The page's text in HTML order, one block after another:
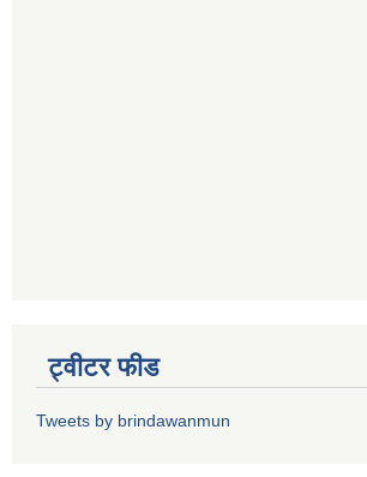
ट्वीटर फीड
Tweets by brindawanmun